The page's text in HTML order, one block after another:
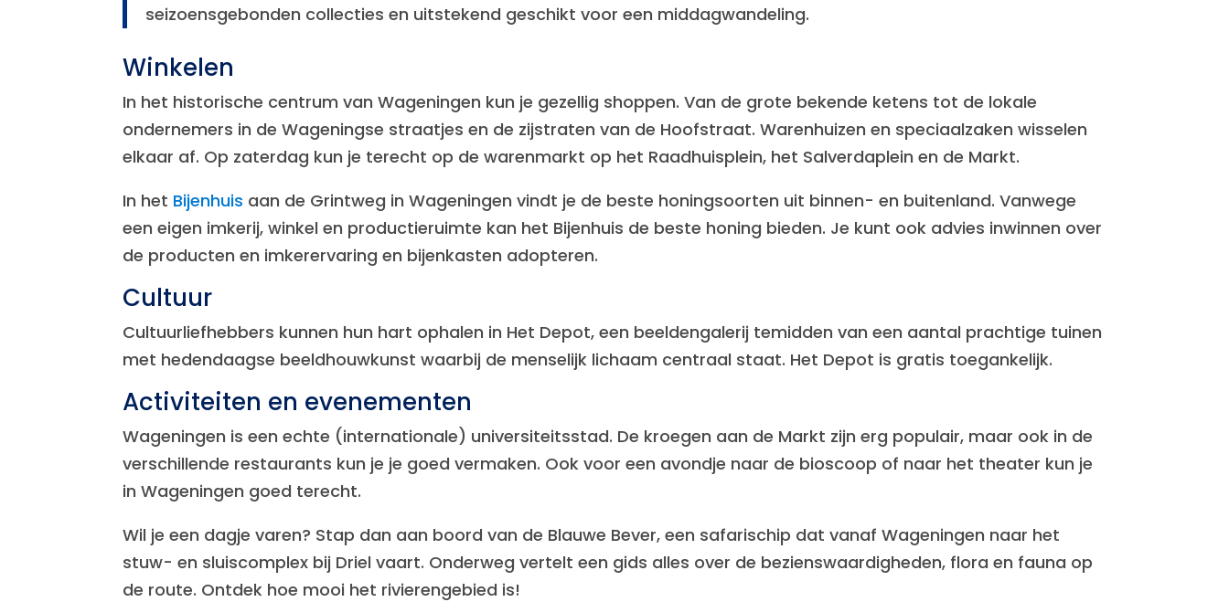
seizoensgebonden collecties en uitstekend geschikt voor een middagwandeling.
Winkelen
In het historische centrum van Wageningen kun je gezellig shoppen. Van de grote bekende ketens tot de lokale
ondernemers in de Wageningse straatjes en de zijstraten van de Hoofstraat. Warenhuizen en speciaalzaken wisselen
elkaar af. Op zaterdag kun je terecht op de warenmarkt op het Raadhuisplein, het Salverdaplein en de Markt.
In het Bijenhuis aan de Grintweg in Wageningen vindt je de beste honingsoorten uit binnen- en buitenland. Vanwege
een eigen imkerij, winkel en productieruimte kan het Bijenhuis de beste honing bieden. Je kunt ook advies inwinnen over
de producten en imkerervaring en bijenkasten adopteren.
Cultuur
Cultuurliefhebbers kunnen hun hart ophalen in Het Depot, een beeldengalerij temidden van een aantal prachtige tuinen
met hedendaagse beeldhouwkunst waarbij de menselijk lichaam centraal staat. Het Depot is gratis toegankelijk.
Activiteiten en evenementen
Wageningen is een echte (internationale) universiteitsstad. De kroegen aan de Markt zijn erg populair, maar ook in de
verschillende restaurants kun je je goed vermaken. Ook voor een avondje naar de bioscoop of naar het theater kun je
in Wageningen goed terecht.
Wil je een dagje varen? Stap dan aan boord van de Blauwe Bever, een safarischip dat vanaf Wageningen naar het
stuw- en sluiscomplex bij Driel vaart. Onderweg vertelt een gids alles over de bezienswaardigheden, flora en fauna op
de route. Ontdek hoe mooi het rivierengebied is!